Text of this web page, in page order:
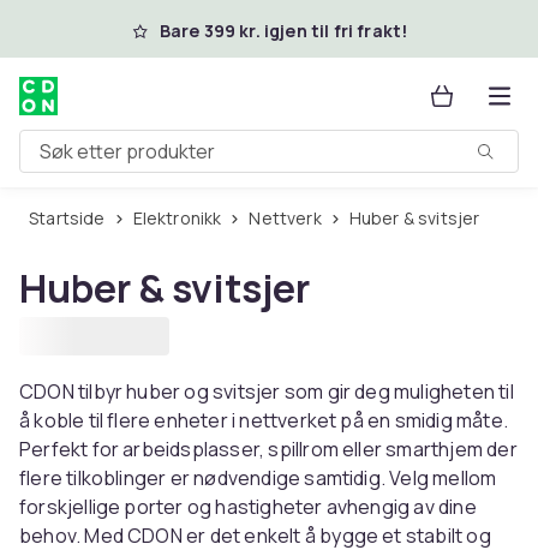
Hopp til hovedinnholdBare 399 kr. igjen til fri frakt!
Søk etter produkter
Startside Elektronikk Nettverk Huber & svitsjer
Huber & svitsjer
CDON tilbyr huber og svitsjer som gir deg muligheten til
å koble til flere enheter i nettverket på en smidig måte.
Perfekt for arbeidsplasser, spillrom eller smarthjem der
flere tilkoblinger er nødvendige samtidig. Velg mellom
forskjellige porter og hastigheter avhengig av dine
behov. Med CDON er det enkelt å bygge et stabilt og